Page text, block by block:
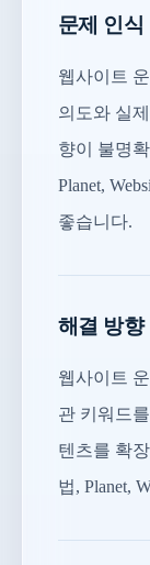
문제 인식
웹사이트
의도와 실
향이 불명
Planet,
좋습니다.
해결 방향
웹사이트
관 키워드
텐츠를 확
법, Planet,